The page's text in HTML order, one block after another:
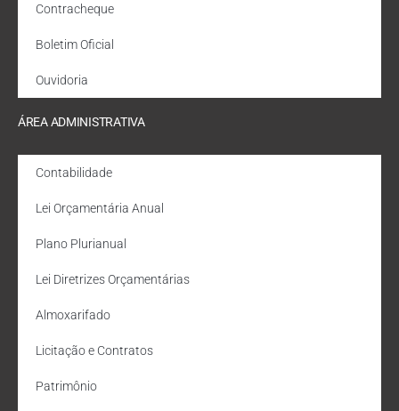
Contracheque
Boletim Oficial
Ouvidoria
ÁREA ADMINISTRATIVA
Contabilidade
Lei Orçamentária Anual
Plano Plurianual
Lei Diretrizes Orçamentárias
Almoxarifado
Licitação e Contratos
Patrimônio